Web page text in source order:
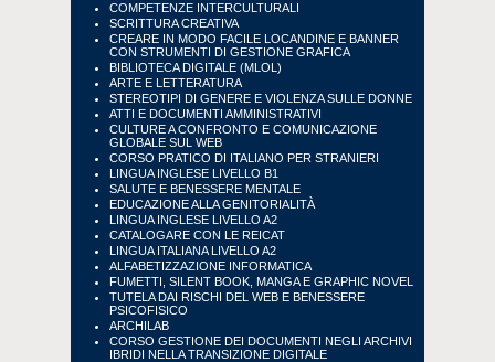
COMPETENZE INTERCULTURALI
SCRITTURA CREATIVA
CREARE IN MODO FACILE LOCANDINE E BANNER
CON STRUMENTI DI GESTIONE GRAFICA
BIBLIOTECA DIGITALE (MLOL)
ARTE E LETTERATURA
STEREOTIPI DI GENERE E VIOLENZA SULLE DONNE
ATTI E DOCUMENTI AMMINISTRATIVI
CULTURE A CONFRONTO E COMUNICAZIONE
GLOBALE SUL WEB
CORSO PRATICO DI ITALIANO PER STRANIERI
LINGUA INGLESE LIVELLO B1
SALUTE E BENESSERE MENTALE
EDUCAZIONE ALLA GENITORIALITÀ
LINGUA INGLESE LIVELLO A2
CATALOGARE CON LE REICAT
LINGUA ITALIANA LIVELLO A2
ALFABETIZZAZIONE INFORMATICA
FUMETTI, SILENT BOOK, MANGA E GRAPHIC NOVEL
TUTELA DAI RISCHI DEL WEB E BENESSERE
PSICOFISICO
ARCHILAB
CORSO GESTIONE DEI DOCUMENTI NEGLI ARCHIVI
IBRIDI NELLA TRANSIZIONE DIGITALE